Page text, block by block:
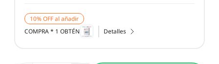
10% OFF al añadir
COMPRA * 1 OBTÉN
Detalles